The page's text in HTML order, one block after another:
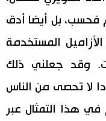
بل أيضا أدق
الأزاميل المستخدمة
وقد جعلني ذلك
لا تحصى من الناس
هذا التمثال عبر